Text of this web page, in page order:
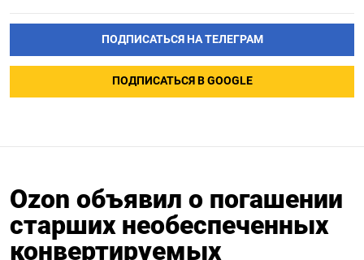
ПОДПИСАТЬСЯ НА ТЕЛЕГРАМ
ПОДПИСАТЬСЯ В GOOGLE
Ozon объявил о погашении
старших необеспеченных
конвертируемых